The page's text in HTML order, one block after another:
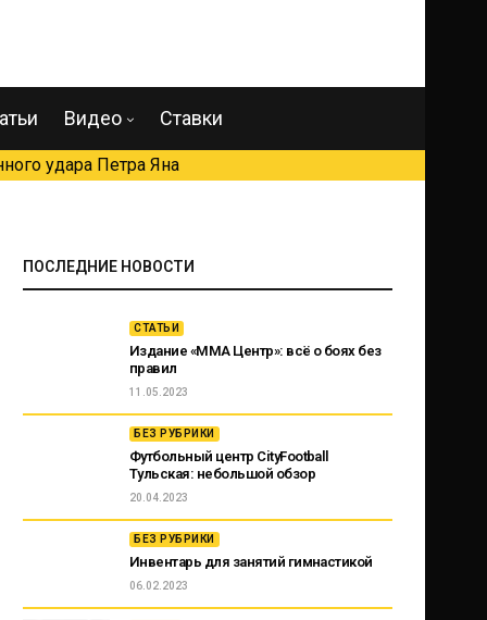
Видео Ставки
удара Петра Яна
ПОСЛЕДНИЕ НОВОСТИ
СТАТЬИ
Издание «ММА Центр»: всё о боях без
правил
11.05.2023
БЕЗ РУБРИКИ
Футбольный центр CityFootball
Тульская: небольшой обзор
20.04.2023
БЕЗ РУБРИКИ
Инвентарь для занятий гимнастикой
06.02.2023